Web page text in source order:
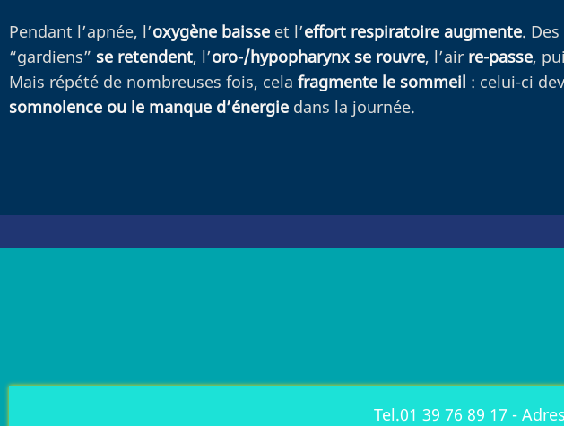
Pendant l’apnée, l’oxygène baisse et l’effort respiratoire augmente.
“gardiens” se retendent, l’oro-/hypopharynx se rouvre, l’air re-passe,
Mais répété de nombreuses fois, cela fragmente le sommeil : celui-ci
somnolence ou le manque d’énergie dans la journée.
Tel.01 39 76 89 17 -